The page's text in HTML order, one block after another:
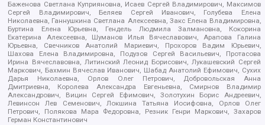
Баженова Светлана Куприяновна, Исаев Сергей Владимирович, Максимов
Сергей Владимирович, Беляев Сергей Иванович, Голубева Елена
Николаевна, Ганнушкина Светлана Алексеевна, Закс Елена Владимировна,
Буртина Елена Юрьевна, Гендель Людмила Залмановна, Кокорина
Екатерина Алексеевна, Шуманов Илья Вячеславович, Арапова Галина
Юрьевна, Свечников Анатолий Мариевич, Прохоров Вадим Юрьевич,
Шахова Елена Владимировна, Подузов Сергей Васильевич, Протасова
Ирина Вячеславовна, Литинский Леонид Борисович, Лукашевский Сергей
Маркович, Бахмин Вячеслав Иванович, Шабад Анатолий Ефимович, Сухих
Дарья Николаевна, Орлов Олег Петрович, Добровольская Анна
Дмитриевна, Королева Александра Евгеньевна, Смирнов Владимир
Александрович, Вицин Сергей Ефимович, Золотухин Борис Андреевич,
Левинсон Лев Семенович, Локшина Татьяна Иосифовна, Орлов Олег
Петрович, Полякова Мара Федоровна, Резник Генри Маркович, Захаров
Герман Константинович